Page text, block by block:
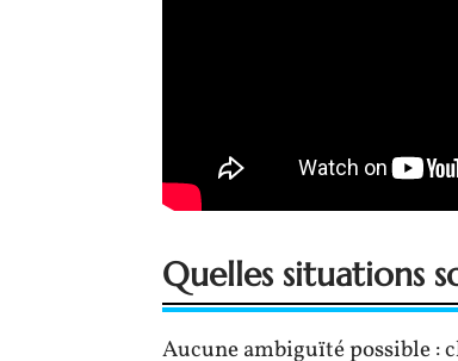
Quelles situations
Aucune ambiguïté possible :